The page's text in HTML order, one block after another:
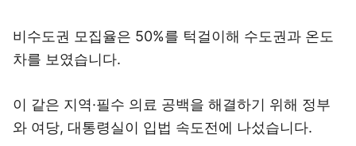
비수도권 모집율은 50%를 턱걸이해 수도권과 온도
차를 보였습니다.
이 같은 지역·필수 의료 공백을 해결하기 위해 정부
와 여당, 대통령실이 입법 속도전에 나섰습니다.